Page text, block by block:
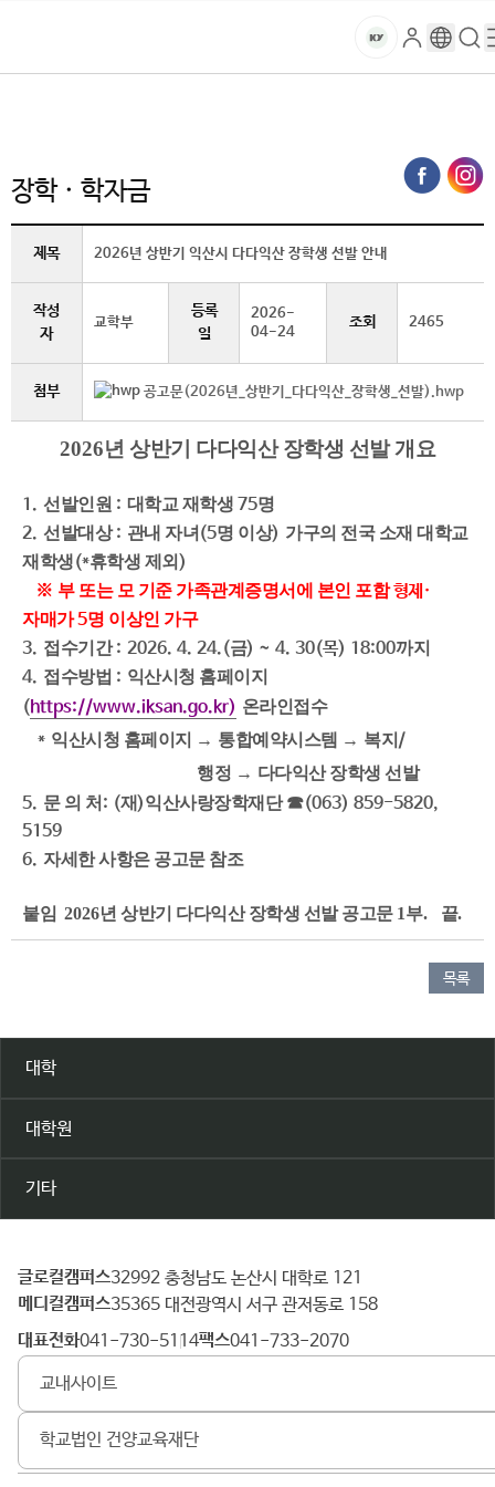
건
대
학
교
마
로
그
구
글
검
색
메
뉴
장학 · 학자금
제목 2026년 상반기 익산시 다다익산 장학생 선발 안내
작성
자
교학부
등록
일
2026-
04-24
조회 2465
첨부 공고문(2026년_상반기_다다익산_장학생_선발).hwp
2026년 상반기 다다익산 장학생 선발 개요
1. 선발인원 : 대학교 재학생 75명
2. 선발대상: 관내 자녀 (5명 이상) 가구의 전국 소재 대학교
재학생(*휴학생 제외 )
※ 부 또는 모 기준 가족관계증명서에 본인 포함형제 ·
자매가5명 이상인 가구
3. 접수기간: 2026. 4. 24.(금) ~ 4. 30(목) 18:00까지
4. 접수방법 : 익산시청 홈페이지
(https://www.iksan.go.kr) 온라인접수
* 익산시청 홈페이지 → 통합예약시스템 → 복지 /
행정 → 다다익산 장학생 선발
5. 문 의 처 : (재)익산사랑장학재단☎(063) 859-5820,
5159
6. 자세한 사항은 공고문 참조
붙임 2026년 상반기 다다익산 장학생 선발 공고문 1부. 끝.
목록
대학
대학원
기타
건
양
대
학
글로컬캠퍼스 32992 충청남도 논산시 대학로 121
메디컬캠퍼스 35365 대전광역시 서구 관저동로 158
대표전화 041-730-5114 팩스 041-733-2070
교내사이트
학교법인 건양교육재단